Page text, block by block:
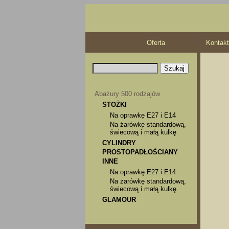
Oferta Kontakt
Abażury 500 rodzajów
STOŻKI
Na oprawkę E27 i E14
Na żarówkę standardową,
świecową i małą kulkę
CYLINDRY
PROSTOPADŁOŚCIANY
INNE
Na oprawkę E27 i E14
Na żarówkę standardową,
świecową i małą kulkę
GLAMOUR